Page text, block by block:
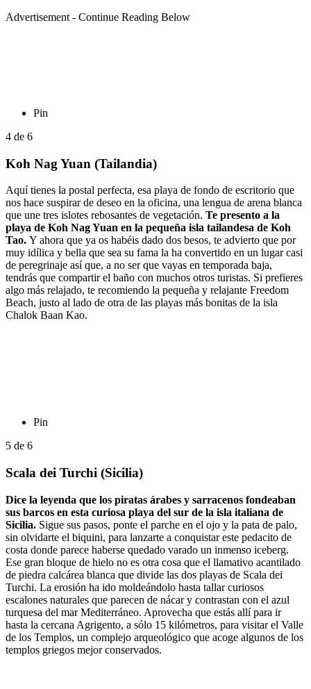
Advertisement - Continue Reading Below
Pin
4 de 6
Koh Nag Yuan (Tailandia)
Aquí tienes la postal perfecta, esa playa de fondo de escritorio que
nos hace suspirar de deseo en la oficina, una lengua de arena blanca
que une tres islotes rebosantes de vegetación. Te presento a la
playa de Koh Nag Yuan en la pequeña isla tailandesa de Koh
Tao. Y ahora que ya os habéis dado dos besos, te advierto que por
muy idílica y bella que sea su fama la ha convertido en un lugar casi
de peregrinaje así que, a no ser que vayas en temporada baja,
tendrás que compartir el baño con muchos otros turistas. Si prefieres
algo más relajado, te recomiendo la pequeña y relajante Freedom
Beach, justo al lado de otra de las playas más bonitas de la isla
Chalok Baan Kao.
Pin
5 de 6
Scala dei Turchi (Sicilia)
Dice la leyenda que los piratas árabes y sarracenos fondeaban
sus barcos en esta curiosa playa del sur de la isla italiana de
Sicilia. Sigue sus pasos, ponte el parche en el ojo y la pata de palo,
sin olvidarte el biquini, para lanzarte a conquistar este pedacito de
costa donde parece haberse quedado varado un inmenso iceberg.
Ese gran bloque de hielo no es otra cosa que el llamativo acantilado
de piedra calcárea blanca que divide las dos playas de Scala dei
Turchi. La erosión ha ido moldeándolo hasta tallar curiosos
escalones naturales que parecen de nácar y contrastan con el azul
turquesa del mar Mediterráneo. Aprovecha que estás allí para ir
hasta la cercana Agrigento, a sólo 15 kilómetros, para visitar el Valle
de los Templos, un complejo arqueológico que acoge algunos de los
templos griegos mejor conservados.